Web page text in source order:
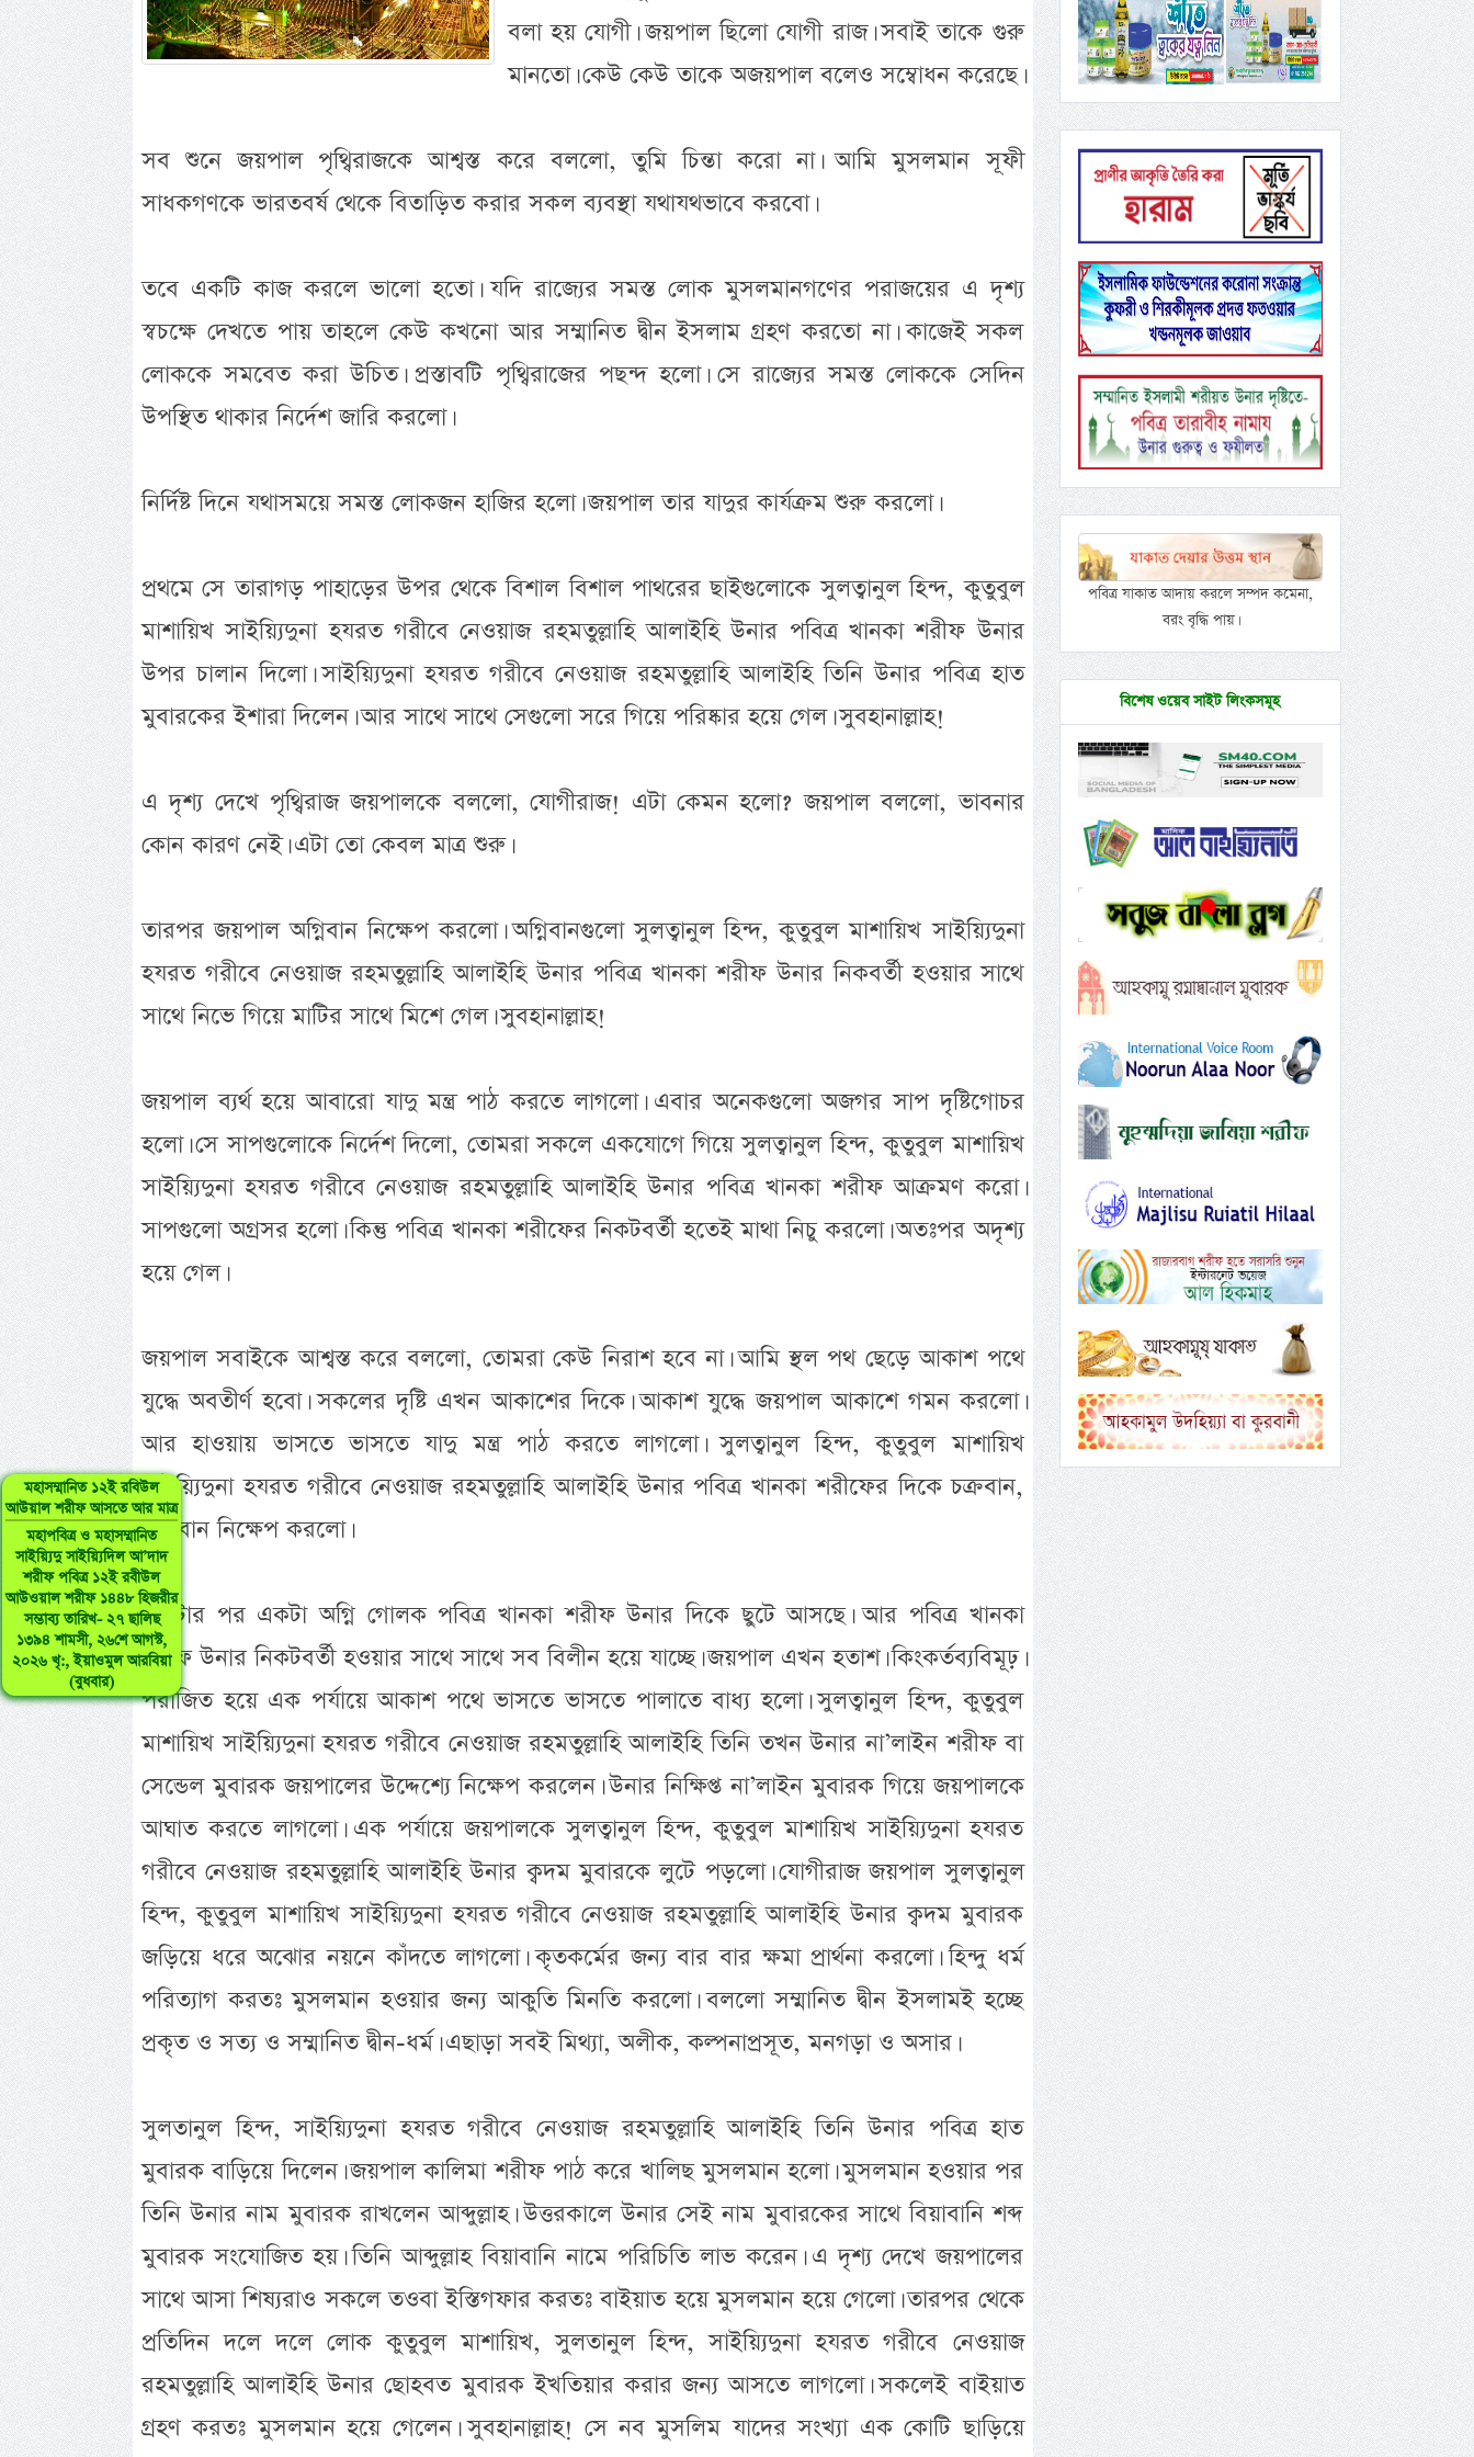
মহাসম্মানিত ১২ই রবিউল
আউয়াল শরীফ আসতে আর মাত্র
মহাপবিত্র ও মহাসম্মানিত
সাইয়্যিদু সাইয়্যিদিল আ’দাদ
শরীফ পবিত্র ১২ই রবীউল
আউওয়াল শরীফ ১৪৪৮ হিজরীর
সম্ভাব্য তারিখ- ২৭ ছালিছ
১৩৯৪ শামসী, ২৬শে আগস্ট,
২০২৬ খৃ:, ইয়াওমুল আরবিয়া
(বুধবার)
বলা হয় যোগী। জয়পাল ছিলো যোগী রাজ। সবাই তাকে গুরু
মানতো। কেউ কেউ তাকে অজয়পাল বলেও সম্বোধন করেছে।
সব শুনে জয়পাল পৃথ্বিরাজকে আশ্বস্ত করে বললো, তুমি চিন্তা করো না। আমি মুসলমান সূফী
সাধকগণকে ভারতবর্ষ থেকে বিতাড়িত করার সকল ব্যবস্থা যথাযথভাবে করবো।
তবে একটি কাজ করলে ভালো হতো। যদি রাজ্যের সমস্ত লোক মুসলমানগণের পরাজয়ের এ দৃশ্য
স্বচক্ষে দেখতে পায় তাহলে কেউ কখনো আর সম্মানিত দ্বীন ইসলাম গ্রহণ করতো না। কাজেই সকল
লোককে সমবেত করা উচিত। প্রস্তাবটি পৃথ্বিরাজের পছন্দ হলো। সে রাজ্যের সমস্ত লোককে সেদিন
উপস্থিত থাকার নির্দেশ জারি করলো।
নির্দিষ্ট দিনে যথাসময়ে সমস্ত লোকজন হাজির হলো। জয়পাল তার যাদুর কার্যক্রম শুরু করলো।
প্রথমে সে তারাগড় পাহাড়ের উপর থেকে বিশাল বিশাল পাথরের ছাইগুলোকে সুলত্বানুল হিন্দ, কুতুবুল
মাশায়িখ সাইয়্যিদুনা হযরত গরীবে নেওয়াজ রহমতুল্লাহি আলাইহি উনার পবিত্র খানকা শরীফ উনার
উপর চালান দিলো। সাইয়্যিদুনা হযরত গরীবে নেওয়াজ রহমতুল্লাহি আলাইহি তিনি উনার পবিত্র হাত
মুবারকের ইশারা দিলেন। আর সাথে সাথে সেগুলো সরে গিয়ে পরিষ্কার হয়ে গেল। সুবহানাল্লাহ!
এ দৃশ্য দেখে পৃথ্বিরাজ জয়পালকে বললো, যোগীরাজ! এটা কেমন হলো? জয়পাল বললো, ভাবনার
কোন কারণ নেই। এটা তো কেবল মাত্র শুরু।
তারপর জয়পাল অগ্নিবান নিক্ষেপ করলো। অগ্নিবানগুলো সুলত্বানুল হিন্দ, কুতুবুল মাশায়িখ সাইয়্যিদুনা
হযরত গরীবে নেওয়াজ রহমতুল্লাহি আলাইহি উনার পবিত্র খানকা শরীফ উনার নিকবর্তী হওয়ার সাথে
সাথে নিভে গিয়ে মাটির সাথে মিশে গেল। সুবহানাল্লাহ!
জয়পাল ব্যর্থ হয়ে আবারো যাদু মন্ত্র পাঠ করতে লাগলো। এবার অনেকগুলো অজগর সাপ দৃষ্টিগোচর
হলো। সে সাপগুলোকে নির্দেশ দিলো, তোমরা সকলে একযোগে গিয়ে সুলত্বানুল হিন্দ, কুতুবুল মাশায়িখ
সাইয়্যিদুনা হযরত গরীবে নেওয়াজ রহমতুল্লাহি আলাইহি উনার পবিত্র খানকা শরীফ আক্রমণ করো।
সাপগুলো অগ্রসর হলো। কিন্তু পবিত্র খানকা শরীফের নিকটবর্তী হতেই মাথা নিচু করলো। অতঃপর অদৃশ্য
হয়ে গেল।
জয়পাল সবাইকে আশ্বস্ত করে বললো, তোমরা কেউ নিরাশ হবে না। আমি স্থল পথ ছেড়ে আকাশ পথে
যুদ্ধে অবতীর্ণ হবো। সকলের দৃষ্টি এখন আকাশের দিকে। আকাশ যুদ্ধে জয়পাল আকাশে গমন করলো।
আর হাওয়ায় ভাসতে ভাসতে যাদু মন্ত্র পাঠ করতে লাগলো। সুলত্বানুল হিন্দ, কুতুবুল মাশায়িখ
সাইয়্যিদুনা হযরত গরীবে নেওয়াজ রহমতুল্লাহি আলাইহি উনার পবিত্র খানকা শরীফের দিকে চক্রবান,
অগ্নিবান নিক্ষেপ করলো।
একটার পর একটা অগ্নি গোলক পবিত্র খানকা শরীফ উনার দিকে ছুটে আসছে। আর পবিত্র খানকা
শরীফ উনার নিকটবর্তী হওয়ার সাথে সাথে সব বিলীন হয়ে যাচ্ছে। জয়পাল এখন হতাশ। কিংকর্তব্যবিমূঢ়।
পরাজিত হয়ে এক পর্যায়ে আকাশ পথে ভাসতে ভাসতে পালাতে বাধ্য হলো। সুলত্বানুল হিন্দ, কুতুবুল
মাশায়িখ সাইয়্যিদুনা হযরত গরীবে নেওয়াজ রহমতুল্লাহি আলাইহি তিনি তখন উনার না’লাইন শরীফ বা
সেন্ডেল মুবারক জয়পালের উদ্দেশ্যে নিক্ষেপ করলেন। উনার নিক্ষিপ্ত না’লাইন মুবারক গিয়ে জয়পালকে
আঘাত করতে লাগলো। এক পর্যায়ে জয়পালকে সুলত্বানুল হিন্দ, কুতুবুল মাশায়িখ সাইয়্যিদুনা হযরত
গরীবে নেওয়াজ রহমতুল্লাহি আলাইহি উনার ক্বদম মুবারকে লুটে পড়লো। যোগীরাজ জয়পাল সুলত্বানুল
হিন্দ, কুতুবুল মাশায়িখ সাইয়্যিদুনা হযরত গরীবে নেওয়াজ রহমতুল্লাহি আলাইহি উনার ক্বদম মুবারক
জড়িয়ে ধরে অঝোর নয়নে কাঁদতে লাগলো। কৃতকর্মের জন্য বার বার ক্ষমা প্রার্থনা করলো। হিন্দু ধর্ম
পরিত্যাগ করতঃ মুসলমান হওয়ার জন্য আকুতি মিনতি করলো। বললো সম্মানিত দ্বীন ইসলামই হচ্ছে
প্রকৃত ও সত্য ও সম্মানিত দ্বীন-ধর্ম। এছাড়া সবই মিথ্যা, অলীক, কল্পনাপ্রসূত, মনগড়া ও অসার।
সুলতানুল হিন্দ, সাইয়্যিদুনা হযরত গরীবে নেওয়াজ রহমতুল্লাহি আলাইহি তিনি উনার পবিত্র হাত
মুবারক বাড়িয়ে দিলেন। জয়পাল কালিমা শরীফ পাঠ করে খালিছ মুসলমান হলো। মুসলমান হওয়ার পর
তিনি উনার নাম মুবারক রাখলেন আব্দুল্লাহ। উত্তরকালে উনার সেই নাম মুবারকের সাথে বিয়াবানি শব্দ
মুবারক সংযোজিত হয়। তিনি আব্দুল্লাহ বিয়াবানি নামে পরিচিতি লাভ করেন। এ দৃশ্য দেখে জয়পালের
সাথে আসা শিষ্যরাও সকলে তওবা ইস্তিগফার করতঃ বাইয়াত হয়ে মুসলমান হয়ে গেলো। তারপর থেকে
প্রতিদিন দলে দলে লোক কুতুবুল মাশায়িখ, সুলতানুল হিন্দ, সাইয়্যিদুনা হযরত গরীবে নেওয়াজ
রহমতুল্লাহি আলাইহি উনার ছোহবত মুবারক ইখতিয়ার করার জন্য আসতে লাগলো। সকলেই বাইয়াত
গ্রহণ করতঃ মুসলমান হয়ে গেলেন। সুবহানাল্লাহ! সে নব মুসলিম যাদের সংখ্যা এক কোটি ছাড়িয়ে
পবিত্র যাকাত আদায় করলে সম্পদ কমেনা,
বরং বৃদ্ধি পায়।
বিশেষ ওয়েব সাইট লিংকসমূহ